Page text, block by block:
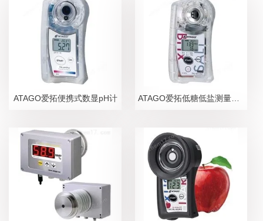
ATAGO爱拓便携式数显pH计 ATAGO爱拓低糖低盐测量糖盐度计